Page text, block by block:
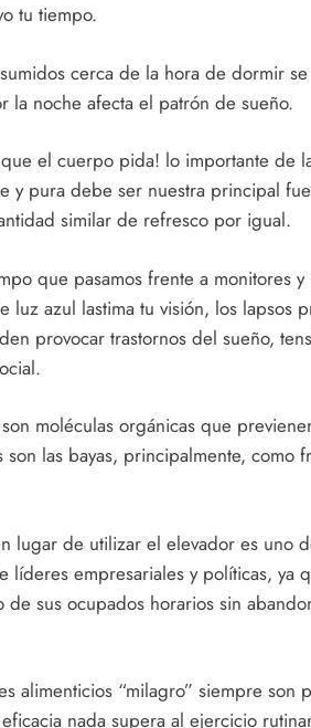
tu tiempo.
cerca de la hora de dormir se
la noche afecta el patrón de sueño.
que el cuerpo pida! lo importante de
y pura debe ser nuestra principal
similar de refresco por igual.
que pasamos frente a monitores y
luz azul lastima tu visión, los lapsos
provocar trastornos del sueño,
moléculas orgánicas que
las bayas, principalmente, como
lugar de utilizar el elevador es uno
líderes empresariales y políticas, ya
sus ocupados horarios sin
alimenticios “milagro” siempre son
nada supera al ejercicio